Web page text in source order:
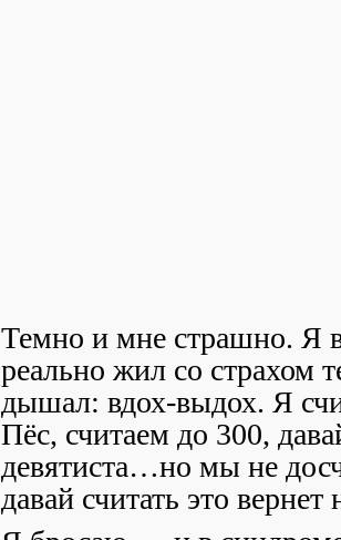
Темно и мне страшно. Я
реально жил со страхом
дышал: вдох-выдох. Я
Пёс, считаем до 300,
девятиста…но мы не
давай считать это